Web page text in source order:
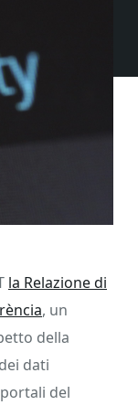
la Relazione di
, un
della
dati
del